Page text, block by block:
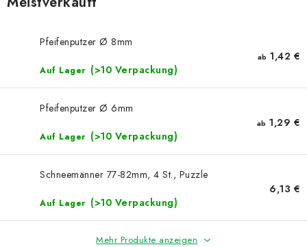
TIPY NA TVOŘENÍ
Dopravné Kontaktieren Sie uns
Über uns
Datenschutzerklärung
Pfeifenputzer Ø 8mm
Auf Lager (>10 Verpackung)
ab 1,42 €
Pfeifenputzer Ø 6mm
Auf Lager (>10 Verpackung)
ab 1,29 €
Schneemänner 77-82mm, 4 St., Puzzle
Auf Lager (>10 Verpackung)
6,13 €
Mehr Produkte anzeigen